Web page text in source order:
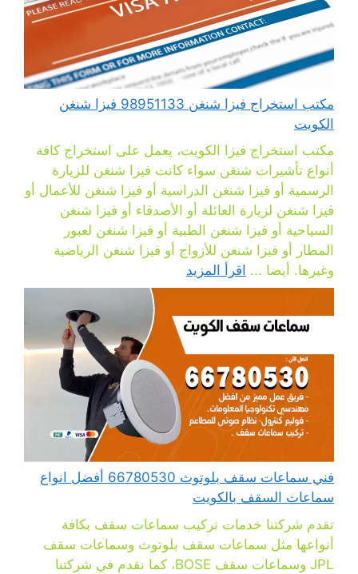
مكتب استخراج فيزا شنغن 98951133 فيزا شنغن
الكويت
مكتب استخراج فيزا الكويت، يعمل على استخراج كافة
أنواع تأشيرات شنغن سواء كانت فيزا شنغن للزيارة
الرسمية أو فيزا شنغن الدراسية أو فيزا شنغن للأعمال أو
فيزا شنغن لزيارة العائلة أو الأصدقاء أو فيزا شنغن
السياحية أو فيزا شنغن الطبية أو فيزا شنغن لعبور
المطار أو فيزا شنغن للأزواج أو فيزا شنغن الرياضية
وغيرها. أيضا ... اقرأ المزيد
فني سماعات سقف بلوتوث 66780530 أفضل انواع
سماعات السقف بالكويت
تقدم شركتنا خدمات تركيب سماعات سقف بكافة
أنواعها مثل سماعات سقف بلوتوث وسماعات سقف
JPL وسماعات سقف BOSE، كما نقدم في شركتنا